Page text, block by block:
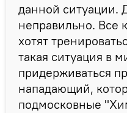
данной ситуации.
неправильно. Все
хотят
такая ситуация в
придерживаться
нападающий,
подмосковные